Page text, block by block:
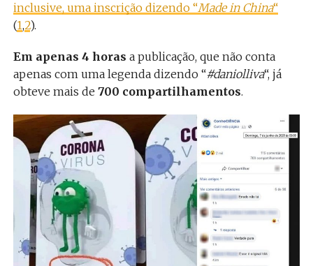
inclusive, uma inscrição dizendo “Made in China“
(1,2).
Em apenas 4 horas a publicação, que não conta
apenas com uma legenda dizendo “#daniolliva“, já
obteve mais de 700 compartilhamentos.